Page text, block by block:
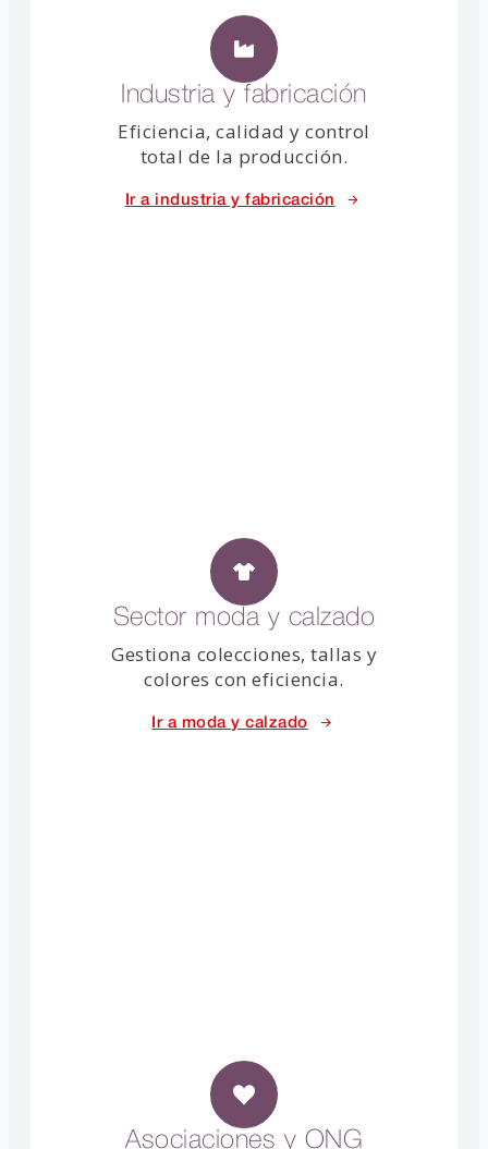
Industria y fabricación
Eficiencia, calidad y control
total de la producción.
Ir a industria y fabricación
Sector moda y calzado
Gestiona colecciones, tallas y
colores con eficiencia.
Ir a moda y calzado
Asociaciones y ONG